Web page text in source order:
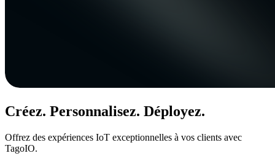
Créez. Personnalisez. Déployez.
Offrez des expériences IoT exceptionnelles à vos clients avec
TagoIO.